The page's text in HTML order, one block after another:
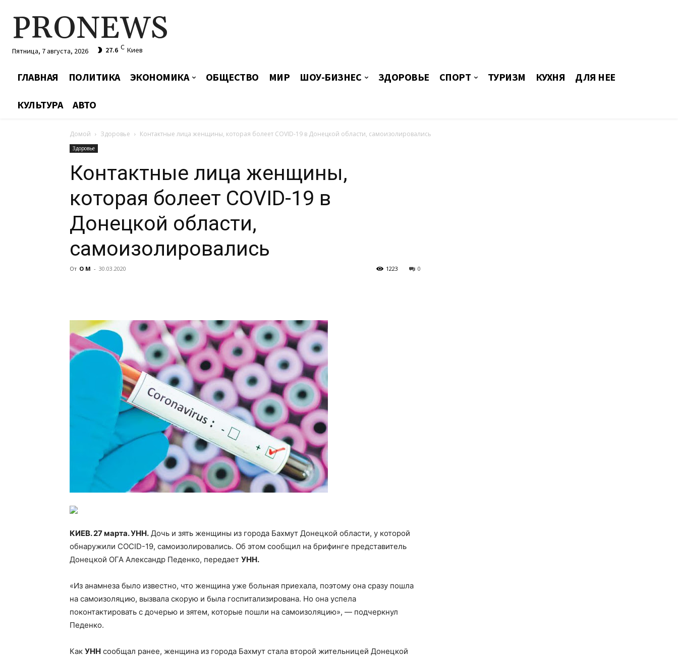
PRONEWS
Пятница, 7 августа, 2026 27.6 C Киев
ГЛАВНАЯ ПОЛИТИКА ЭКОНОМИКА ОБЩЕСТВО МИР ШОУ-БИЗНЕС ЗДОРОВЬЕ СПОРТ ТУРИЗМ КУХНЯ ДЛЯ НЕЕ
КУЛЬТУРА АВТО
Домой Здоровье Контактные лица женщины, которая болеет COVID-19 в Донецкой области, самоизолировались
Здоровье
Контактные лица женщины,
которая болеет COVID-19 в
Донецкой области,
самоизолировались
От О М - 30.03.2020 0
1223
КИЕВ. 27 марта. УНН. Дочь и зять женщины из города Бахмут Донецкой области, у которой
обнаружили COCID-19, самоизолировались. Об этом сообщил на брифинге представитель
Донецкой ОГА Александр Педенко, передает УНН.
«Из анамнеза было известно, что женщина уже больная приехала, поэтому она сразу пошла
на самоизоляцию, вызвала скорую и была госпитализирована. Но она успела
поконтактировать с дочерью и зятем, которые пошли на самоизоляцию», — подчеркнул
Педенко.
Как УНН сообщал ранее, женщина из города Бахмут стала второй жительницей Донецкой